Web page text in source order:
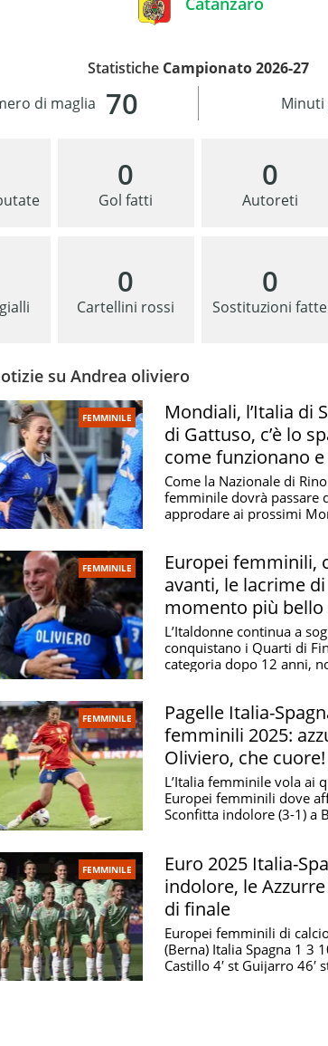
Statistiche Campionato 2026-27
70
di maglia Minuti
0
Gol fatti
0
Autoreti
0
Cartellini rossi
0
Sostituzioni fatte
su Andrea oliviero
FEMMINILE
Mondiali, l’Italia di
di Gattuso, c’è lo
come funzionano
Come la Nazionale di
femminile dovrà passare
approdare ai prossimi
FEMMINILE
Europei femminili,
avanti, le lacrime
momento più bello
L’Italdonne continua a
conquistano i Quarti di
categoria dopo 12 anni,
FEMMINILE
Pagelle Italia-
femminili 2025:
Oliviero, che
L’Italia femminile vola ai
Europei femminili dove
Sconfitta indolore (3-1) a
FEMMINILE
Euro 2025 Italia-
indolore, le
di finale
Europei femminili di
(Berna) Italia Spagna 1 3 10′ pt Oliviero 14′ pt Del
Castillo 4′ st Guijarro 46′